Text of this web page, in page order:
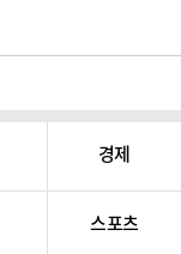
경제
스포츠